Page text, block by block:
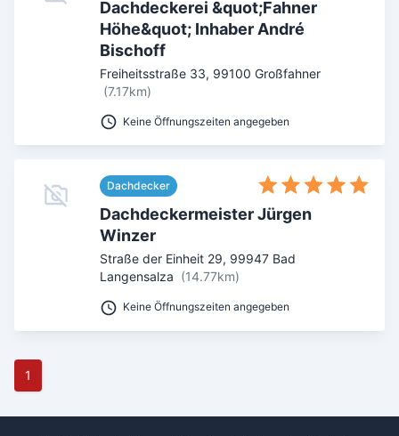
1 2 3 4
SUCHEN
Dachdeckerei &quot;Fahner
Höhe&quot; Inhaber André
Bischoff
Freiheitsstraße 33, 99100 Großfahner
(7.17km)
Keine Öffnungszeiten angegeben
Dachdecker
Dachdeckermeister Jürgen
Winzer
Straße der Einheit 29, 99947 Bad
Langensalza (14.77km)
Keine Öffnungszeiten angegeben
1